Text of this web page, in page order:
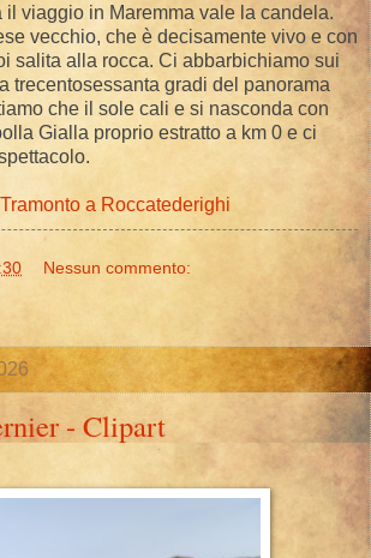
il viaggio in Maremma vale la candela.
vecchio, che è decisamente vivo e con
salita alla rocca. Ci abbarbichiamo sui
trecentosessanta gradi del panorama
che il sole cali e si nasconda con
Gialla proprio estratto a km 0 e ci
Tramonto a Roccatederighi
Nessun commento:
- Clipart